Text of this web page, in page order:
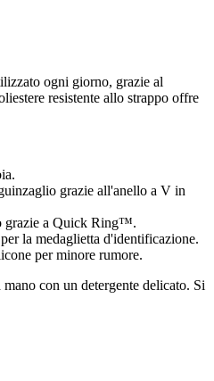
ogni giorno, grazie al
resistente allo strappo offre
grazie all'anello a V in
grazie a Quick Ring™.
la medaglietta d'identificazione.
per minore rumore.
mano con un detergente delicato. Si